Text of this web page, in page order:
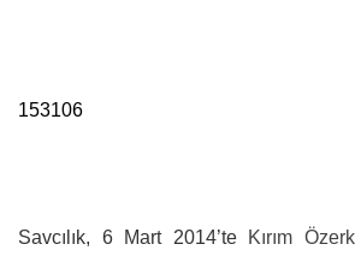
153106
Savcılık, 6 Mart 2014’te Kırım